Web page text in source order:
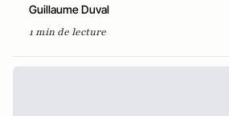
Guillaume Duval
1 min de lecture